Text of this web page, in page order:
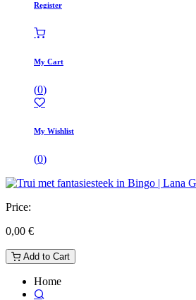
Register
My Cart
(0)
My Wishlist
(0)
Price:
0,00 €
Add to Cart
Home